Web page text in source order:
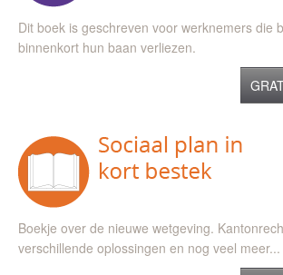
Dit boek is geschreven voor werknemers die
binnenkort hun baan verliezen.
Boekje over de nieuwe wetgeving.
verschillende oplossingen en nog veel meer...